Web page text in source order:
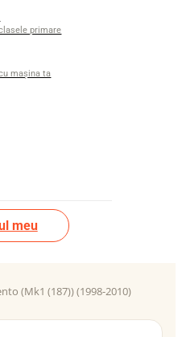
primare
mașina ta
meu
(Mk1 (187)) (1998-2010)